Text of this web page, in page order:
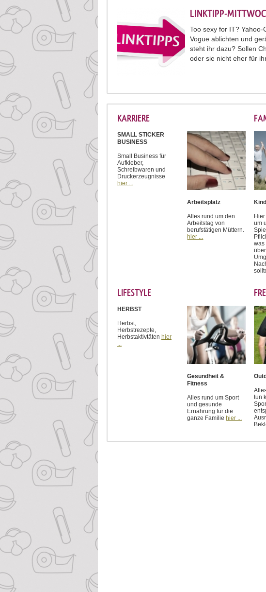
LINKTIPP-
Too sexy for IT?
Vogue ablichten und
steht ihr dazu? Sollen
oder sie nicht eher für
KARRIERE
SMALL STICKER
BUSINESS
Small Business für
Aufkleber,
Schreibwaren und
Druckerzeugnisse
hier ...
Arbeitsplatz
Alles rund um den
Arbeitstag von
berufstätigen Müttern.
hier ...
um
was
LIFESTYLE
HERBST
Herbst,
Herbstrezepte,
Herbstaktivtäten hier
Gesundheit &
Fitness
Alles rund um Sport
und gesunde
Ernährung für die
ganze Familie hier ...
tun